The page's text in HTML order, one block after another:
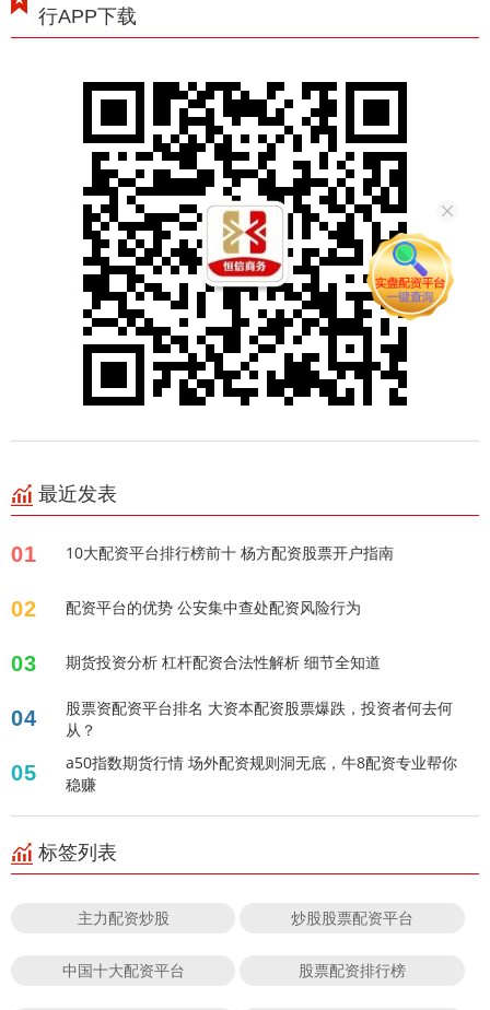
行APP下载
最近发表
01 10大配资平台排行榜前十 杨方配资股票开户指南
02 配资平台的优势 公安集中查处配资风险行为
03 期货投资分析 杠杆配资合法性解析 细节全知道
04
股票资配资平台排名 大资本配资股票爆跌，投资者何去何
从？
05
a50指数期货行情 场外配资规则洞无底，牛8配资专业帮你
稳赚
标签列表
主力配资炒股 炒股股票配资平台
中国十大配资平台 股票配资排行榜